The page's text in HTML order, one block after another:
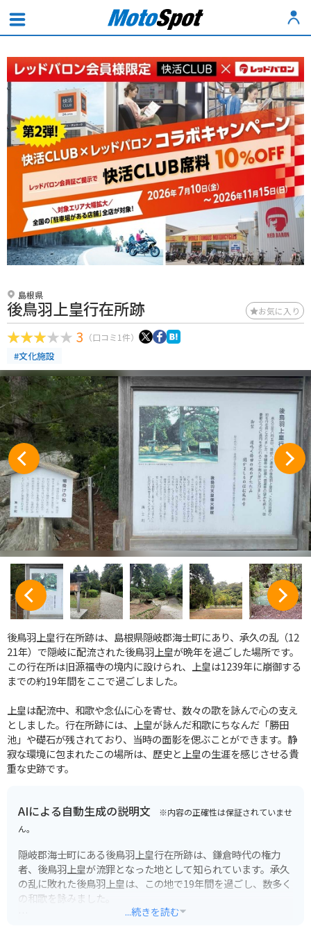
島根県
後鳥羽上皇行在所跡 お気に入り
3 （口コミ1件）
#文化施設
後鳥羽上皇行在所跡は、島根県隠岐郡海士町にあり、承久の乱（12
21年）で隠岐に配流された後鳥羽上皇が晩年を過ごした場所です。
この行在所は旧源福寺の境内に設けられ、上皇は1239年に崩御する
までの約19年間をここで過ごしました。
上皇は配流中、和歌や念仏に心を寄せ、数々の歌を詠んで心の支え
としました。行在所跡には、上皇が詠んだ和歌にちなんだ「勝田
池」や礎石が残されており、当時の面影を偲ぶことができます。静
寂な環境に包まれたこの場所は、歴史と上皇の生涯を感じさせる貴
重な史跡です。
AIによる自動生成の説明文 ※内容の正確性は保証されていませ
ん。
隠岐郡海士町にある後鳥羽上皇行在所跡は、鎌倉時代の権力
者、後鳥羽上皇が流罪となった地として知られています。承久
の乱に敗れた後鳥羽上皇は、この地で19年間を過ごし、数多く
の和歌を詠みました。
...続きを読む